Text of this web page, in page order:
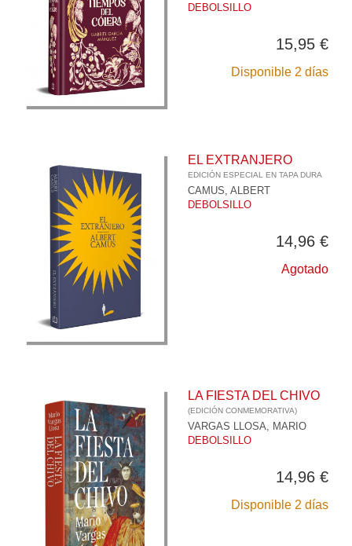
DEBOLSILLO
15,95 €
Disponible 2 días
EL EXTRANJERO
EDICIÓN ESPECIAL EN TAPA DURA
CAMUS, ALBERT
DEBOLSILLO
14,96 €
Agotado
LA FIESTA DEL CHIVO
(EDICIÓN CONMEMORATIVA)
VARGAS LLOSA, MARIO
DEBOLSILLO
14,96 €
Disponible 2 días